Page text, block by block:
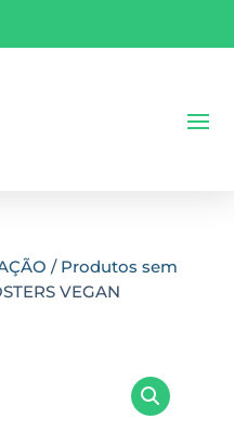
/ Produtos sem
VEGAN